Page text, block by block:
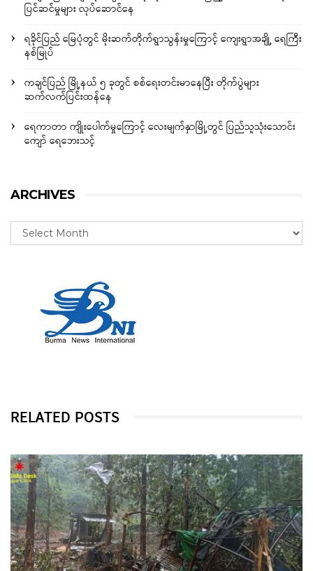
ပြင်ဆင်မှုများ လုပ်ဆောင်နေ
ရခိုင်ပြည် မြေပုံတွင် မိုးဆက်တိုက်ရွာသွန်းမှုကြောင့် ကျေးရွာအချို့ ရေကြီး
နစ်မြုပ်
ကချင်ပြည် မြို့နယ် ၅ ခုတွင် စစ်ရေးတင်းမာနေပြီး တိုက်ပွဲများ
ဆက်လက်ပြင်းထန်နေ
ရေကာတာ ကျိုးပေါက်မှုကြောင့် လေးမျက်နှာမြို့တွင် ပြည်သူသုံးသောင်း
ကျော် ရေဘေးသင့်
ARCHIVES
RELATED POSTS